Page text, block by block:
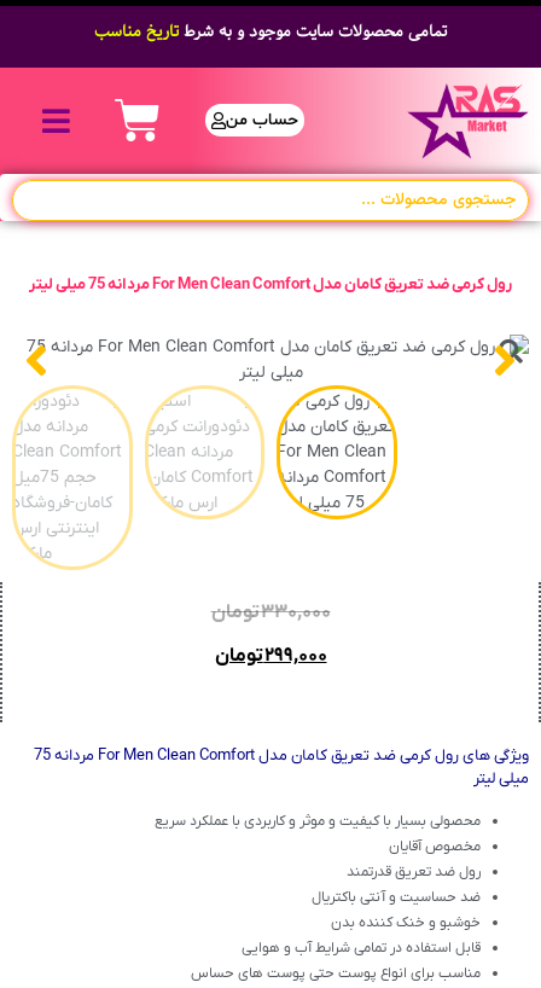
تمامی محصولات سایت موجود و به شرطتاریخ مناسب
حساب من
رول کرمی ضد تعریق کامان مدل For Men Clean Comfort مردانه 75 میلی لیتر
۳۳۰,۰۰۰تومان
۲۹۹,۰۰۰تومان
ویژگی های رول کرمی ضد تعریق کامان مدل For Men Clean Comfort مردانه 75
میلی لیتر
محصولی بسیار با کیفیت و موثر و کاربردی با عملکرد سریع
مخصوص آقایان
رول ضد تعریق قدرتمند
ضد حساسیت و آنتی باکتریال
خوشبو و خنک کننده بدن
قابل استفاده در تمامی شرایط آب و هوایی
مناسب برای انواع پوست حتی پوست های حساس